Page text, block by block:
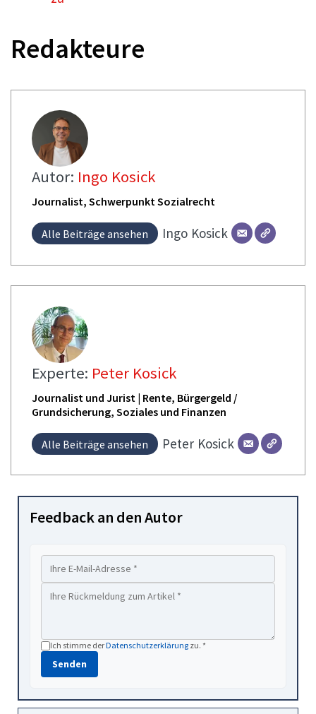
Redakteure
Autor: Ingo Kosick
Journalist, Schwerpunkt Sozialrecht
Alle Beiträge ansehen Ingo Kosick
Experte: Peter Kosick
Journalist und Jurist | Rente, Bürgergeld /
Grundsicherung, Soziales und Finanzen
Alle Beiträge ansehen Peter Kosick
Feedback an den Autor
Ich stimme derDatenschutzerklärung zu. *
Senden